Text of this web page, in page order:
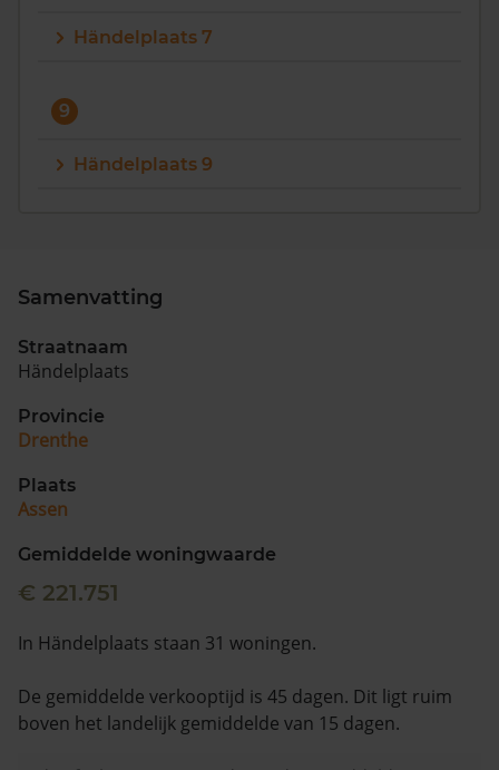
Händelplaats 7
9
Händelplaats 9
Samenvatting
Straatnaam
Händelplaats
Provincie
Drenthe
Plaats
Assen
Gemiddelde woningwaarde
€ 221.751
In Händelplaats staan 31 woningen.
De gemiddelde verkooptijd is 45 dagen. Dit ligt ruim
boven het landelijk gemiddelde van 15 dagen.